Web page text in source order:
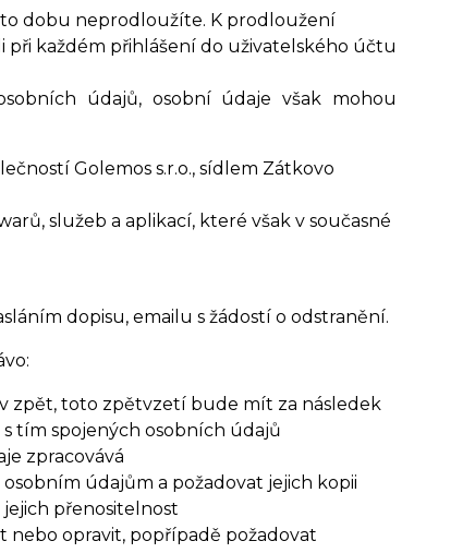
dobu neprodloužíte. K prodloužení
každém přihlášení do uživatelského účtu
údajů, osobní údaje však mohou
Golemos s.r.o., sídlem Zátkovo
služeb a aplikací, které však v současné
dopisu, emailu s žádostí o odstranění.
zpět, toto zpětvzetí bude mít za následek
tím spojených osobních údajů
zpracovává
údajům a požadovat jejich kopii
přenositelnost
nebo opravit, popřípadě požadovat